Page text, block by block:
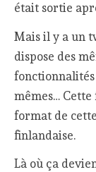
était sortie
Mais il y a un
dispose des
fonctionnalités
mêmes…
format de
finlandaise.
Là où ça